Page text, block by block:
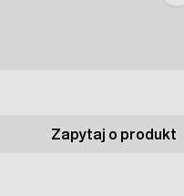
Zapytaj o produkt